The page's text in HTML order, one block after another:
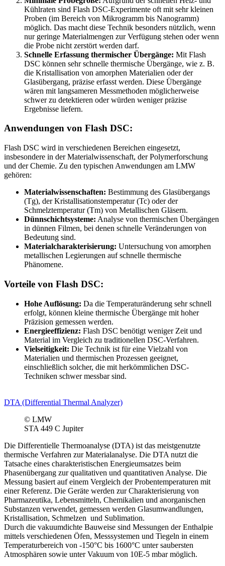
Kühlraten sind Flash DSC-Experimente oft mit sehr kleinen
Proben (im Bereich von Mikrogramm bis Nanogramm)
möglich. Das macht diese Technik besonders nützlich, wenn
nur geringe Materialmengen zur Verfügung stehen oder wenn
die Probe nicht zerstört werden darf.
Schnelle Erfassung thermischer Übergänge: Mit Flash
DSC können sehr schnelle thermische Übergänge, wie z. B.
die Kristallisation von amorphen Materialien oder der
Glasübergang, präzise erfasst werden. Diese Übergänge
wären mit langsameren Messmethoden möglicherweise
schwer zu detektieren oder würden weniger präzise
Ergebnisse liefern.
Anwendungen von Flash DSC:
Flash DSC wird in verschiedenen Bereichen eingesetzt,
insbesondere in der Materialwissenschaft, der Polymerforschung
und der Chemie. Zu den typischen Anwendungen am LMW
gehören:
Materialwissenschaften: Bestimmung des Glasübergangs
(Tg), der Kristallisationstemperatur (Tc) oder der
Schmelztemperatur (Tm) von Metallischen Gläsern.
Dünnschichtsysteme: Analyse von thermischen Übergängen
in dünnen Filmen, bei denen schnelle Veränderungen von
Bedeutung sind.
Materialcharakterisierung: Untersuchung von amorphen
metallischen Legierungen auf schnelle thermische
Phänomene.
Vorteile von Flash DSC:
Hohe Auflösung: Da die Temperaturänderung sehr schnell
erfolgt, können kleine thermische Übergänge mit hoher
Präzision gemessen werden.
Energieeffizienz: Flash DSC benötigt weniger Zeit und
Material im Vergleich zu traditionellen DSC-Verfahren.
Vielseitigkeit: Die Technik ist für eine Vielzahl von
Materialien und thermischen Prozessen geeignet,
einschließlich solcher, die mit herkömmlichen DSC-
Techniken schwer messbar sind.
DTA (Differential Thermal Analyzer)
© LMW
STA 449 C Jupiter
Die Differentielle Thermoanalyse (DTA) ist das meistgenutzte
thermische Verfahren zur Materialanalyse. Die DTA nutzt die
Tatsache eines charakteristischen Energieumsatzes beim
Phasenübergang zur qualitativen und quantitativen Analyse. Die
Messung basiert auf einem Vergleich der Probentemperaturen mit
einer Referenz. Die Geräte werden zur Charakterisierung von
Pharmazeutika, Lebensmitteln, Chemikalien und anorganischen
Substanzen verwendet, gemessen werden Glasumwandlungen,
Kristallisation, Schmelzen und Sublimation.
Durch die vakuumdichte Bauweise sind Messungen der Enthalpie
mittels verschiedenen Öfen, Messsystemen und Tiegeln in einem
Temperaturbereich von -150°C bis 1600°C unter saubersten
Atmosphären sowie unter Vakuum von 10E-5 mbar möglich.